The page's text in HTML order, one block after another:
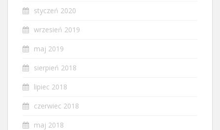
styczeń 2020
wrzesień 2019
maj 2019
sierpień 2018
lipiec 2018
czerwiec 2018
maj 2018